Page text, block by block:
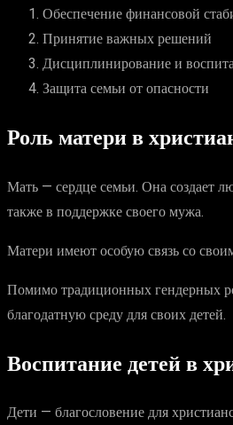
Обеспечение финансовой
Принятие важных решений
Дисциплинирование и
Защита семьи от опасности
Роль матери в
Мать — сердце семьи. Она создает
также в поддержке своего мужа.
Матери имеют особую связь со
Помимо традиционных гендерных
благодатную среду для своих детей.
Воспитание детей в
Дети — благословение для